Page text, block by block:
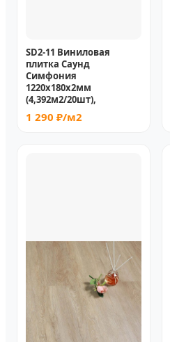
SD2-11 Виниловая
плитка Саунд
Симфония
1220х180х2мм
(4,392м2/20шт),
1 290 ₽/м2